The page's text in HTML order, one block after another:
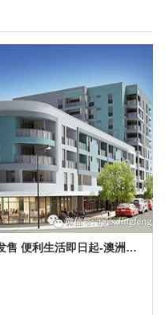
Vicinity | Cockburn Living现楼发售 便利生活即日起-澳洲珀斯新楼盘